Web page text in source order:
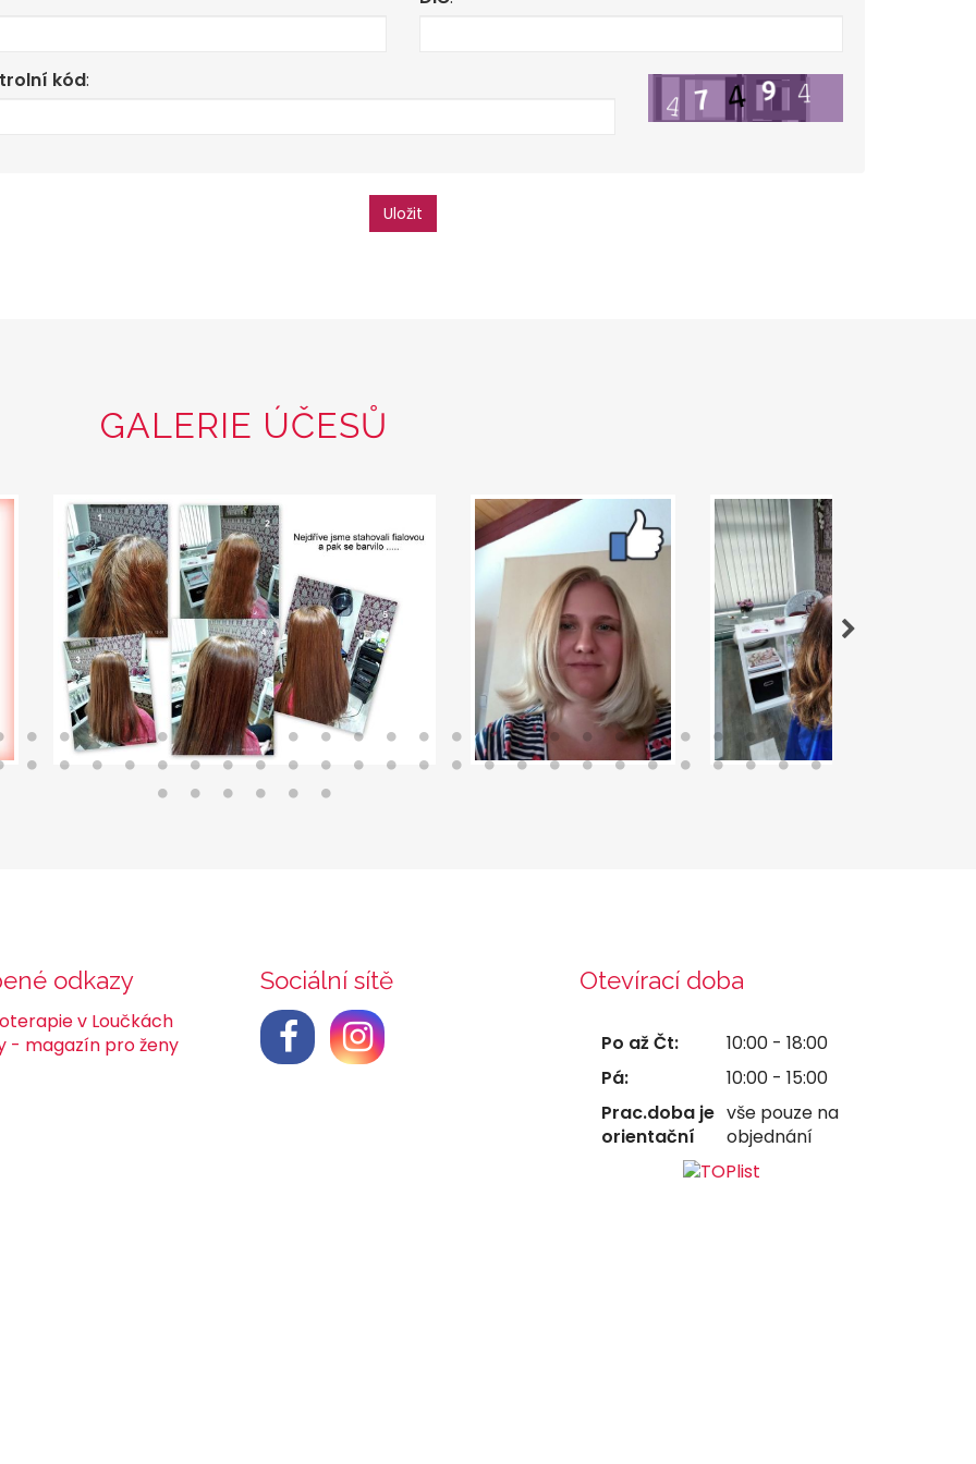
kód:
Uložit
GALERIE ÚČESŮ
odkazy
v Loučkách
- magazín pro ženy
Sociální sítě Otevírací doba
Po až Čt:
10:00 - 18:00
Pá:
10:00 - 15:00
Prac.doba je
orientační
vše pouze na
objednání